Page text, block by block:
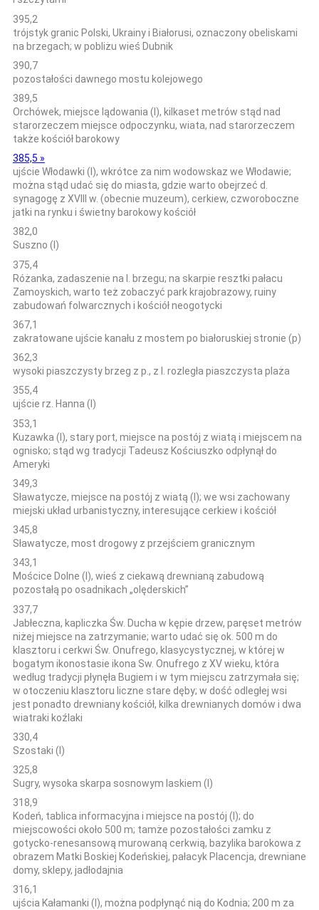
395,2
trójstyk granic Polski, Ukrainy i Białorusi, oznaczony obeliskami
na brzegach; w pobliżu wieś Dubnik
390,7
pozostałości dawnego mostu kolejowego
389,5
Orchówek, miejsce lądowania (l), kilkaset metrów stąd nad
starorzeczem miejsce odpoczynku, wiata, nad starorzeczem
także kościół barokowy
385,5 »
ujście Włodawki (l), wkrótce za nim wodowskaz we Włodawie;
można stąd udać się do miasta, gdzie warto obejrzeć d.
synagogę z XVIII w. (obecnie muzeum), cerkiew, czworoboczne
jatki na rynku i świetny barokowy kościół
382,0
Suszno (l)
375,4
Różanka, zadaszenie na l. brzegu; na skarpie resztki pałacu
Zamoyskich, warto też zobaczyć park krajobrazowy, ruiny
zabudowań folwarcznych i kościół neogotycki
367,1
zakratowane ujście kanału z mostem po białoruskiej stronie (p)
362,3
wysoki piaszczysty brzeg z p., z l. rozległa piaszczysta plaża
355,4
ujście rz. Hanna (l)
353,1
Kuzawka (l), stary port, miejsce na postój z wiatą i miejscem na
ognisko; stąd wg tradycji Tadeusz Kościuszko odpłynął do
Ameryki
349,3
Sławatycze, miejsce na postój z wiatą (l); we wsi zachowany
miejski układ urbanistyczny, interesujące cerkiew i kościół
345,8
Sławatycze, most drogowy z przejściem granicznym
343,1
Mościce Dolne (l), wieś z ciekawą drewnianą zabudową
pozostałą po osadnikach „olęderskich”
337,7
Jabłeczna, kapliczka Św. Ducha w kępie drzew, paręset metrów
niżej miejsce na zatrzymanie; warto udać się ok. 500 m do
klasztoru i cerkwi Św. Onufrego, klasycystycznej, w której w
bogatym ikonostasie ikona Sw. Onufrego z XV wieku, która
według tradycji płynęła Bugiem i w tym miejscu zatrzymała się;
w otoczeniu klasztoru liczne stare dęby; w dość odległej wsi
jest ponadto drewniany kościół, kilka drewnianych domów i dwa
wiatraki koźlaki
330,4
Szostaki (l)
325,8
Sugry, wysoka skarpa sosnowym laskiem (l)
318,9
Kodeń, tablica informacyjna i miejsce na postój (l); do
miejscowości około 500 m; tamże pozostałości zamku z
gotycko-renesansową murowaną cerkwią, bazylika barokowa z
obrazem Matki Boskiej Kodeńskiej, pałacyk Placencja, drewniane
domy, sklepy, jadłodajnia
316,1
ujścia Kałamanki (l), można podpłynąć nią do Kodnia; 200 m za